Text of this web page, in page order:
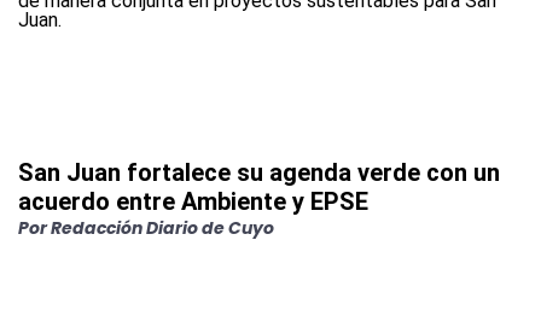
San Juan fortalece su agenda verde con un
acuerdo entre Ambiente y EPSE
PorRedacción Diario de Cuyo